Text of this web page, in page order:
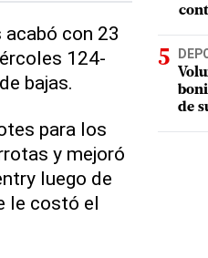
acabó con 23
124-
bajas.
para los
y mejoró
luego de
le costó el
de